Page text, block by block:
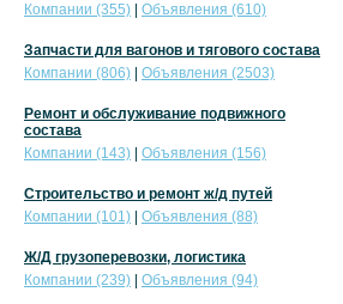
Компании (355)
Объявления (610)
Запчасти для вагонов и тягового состава
Компании (806)
Объявления (2503)
Ремонт и обслуживание подвижного
состава
Компании (143)
Объявления (156)
Строительство и ремонт ж/д путей
Компании (101)
Объявления (88)
Ж/Д грузоперевозки, логистика
Компании (239)
Объявления (94)